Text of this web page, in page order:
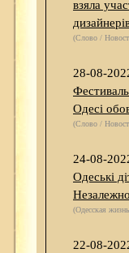
взяла
(Слово /
28-08-
Одесі
(Слово /
24-08-
Одеські
(Одесская
22-08-